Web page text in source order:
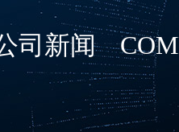
司新闻